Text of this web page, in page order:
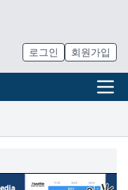
로그인 회원가입